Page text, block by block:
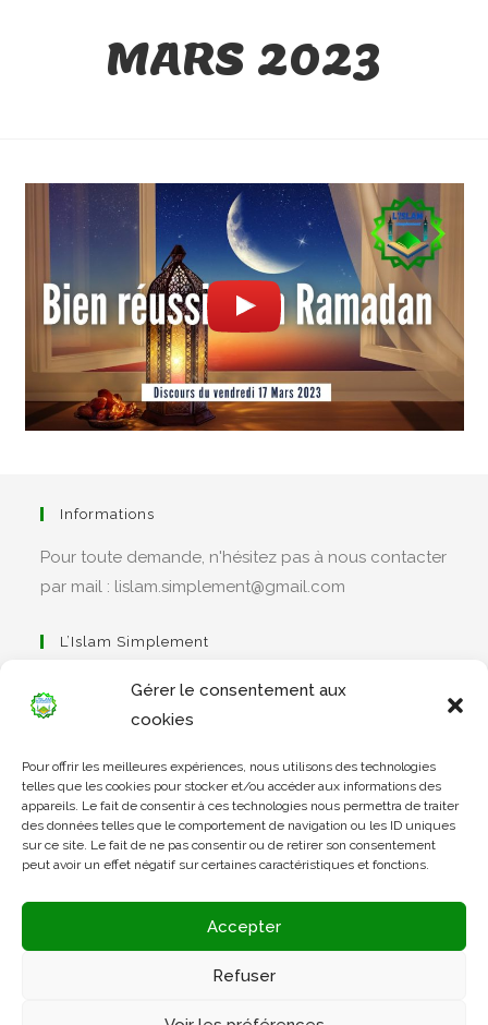
Gérer le consentement aux
cookies
Pour offrir les meilleures expériences, nous utilisons des technologies
telles que les cookies pour stocker et/ou accéder aux informations des
appareils. Le fait de consentir à ces technologies nous permettra de traiter
des données telles que le comportement de navigation ou les ID uniques
sur ce site. Le fait de ne pas consentir ou de retirer son consentement
peut avoir un effet négatif sur certaines caractéristiques et fonctions.
Accepter
Refuser
MARS 2023
Informations
Pour toute demande, n'hésitez pas à nous contacter
par mail : lislam.simplement@gmail.com
L’Islam Simplement
dans
un
nouvel
onglet
Apprendre Le Coran Simplement